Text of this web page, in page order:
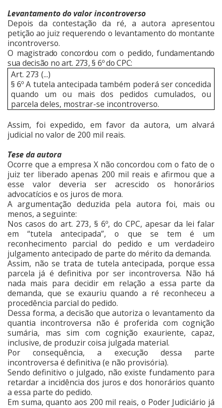
Levantamento do valor incontroverso
Depois da contestação da ré, a autora apresentou
petição ao juiz requerendo o levantamento do montante
incontroverso.
O magistrado concordou com o pedido, fundamentando
sua decisão no art. 273, § 6º do CPC:
Art. 273 (...)
§ 6º A tutela antecipada também poderá ser concedida
quando um ou mais dos pedidos cumulados, ou
parcela deles, mostrar-se incontroverso.
Assim, foi expedido, em favor da autora, um alvará
judicial no valor de 200 mil reais.
Tese da autora
Ocorre que a empresa X não concordou com o fato de o
juiz ter liberado apenas 200 mil reais e afirmou que a
esse valor deveria ser acrescido os honorários
advocatícios e os juros de mora.
A argumentação deduzida pela autora foi, mais ou
menos, a seguinte:
Nos casos do art. 273, § 6º, do CPC, apesar da lei falar
em “tutela antecipada”, o que se tem é um
reconhecimento parcial do pedido e um verdadeiro
julgamento antecipado de parte do mérito da demanda.
Assim, não se trata de tutela antecipada, porque essa
parcela já é definitiva por ser incontroversa. Não há
nada mais para decidir em relação a essa parte da
demanda, que se exauriu quando a ré reconheceu a
procedência parcial do pedido.
Dessa forma, a decisão que autoriza o levantamento da
quantia incontroversa não é proferida com cognição
sumária, mas sim com cognição exauriente, capaz,
inclusive, de produzir coisa julgada material.
Por consequência, a execução dessa parte
incontroversa é definitiva (e não provisória).
Sendo definitivo o julgado, não existe fundamento para
retardar a incidência dos juros e dos honorários quanto
a essa parte do pedido.
Em suma, quanto aos 200 mil reais, o Poder Judiciário já